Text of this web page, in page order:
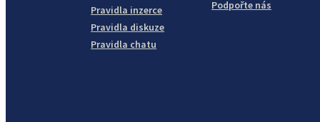
Pravidla inzerce
Pravidla diskuze
Pravidla chatu
Podpořte nás